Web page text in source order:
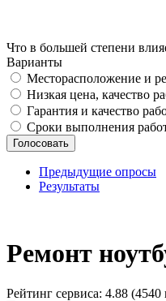
Что в большей степени
Варианты
Месторасположение и
Низкая цена, качество
Гарантия и качество
Сроки выполнения
Предыдущие опросы
Результаты
Ремонт
Рейтинг сервиса: 4.88 (4540